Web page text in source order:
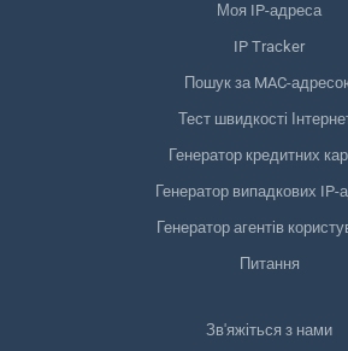
Моя IP-адреса
IP Tracker
Пошук за MAC-
Тест швидкості
Генератор кредитних
Генератор випадкових IP-
Генератор агентів
Питання
Зв'яжіться з нами